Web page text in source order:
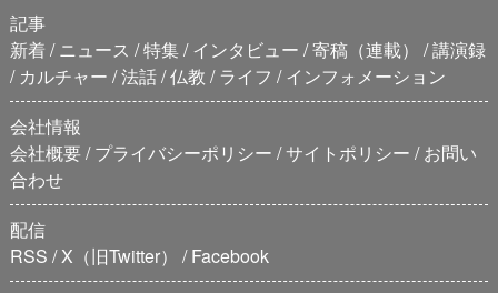
記事
新着
ニュース 特集 インタビュー 寄稿（連載）
講演録
カルチャー 法話 仏教 ライフ
インフォメーション
会社情報
会社概要 プライバシーポリシー サイトポリシー
お問い
合わせ
配信
RSS X（旧Twitter） Facebook